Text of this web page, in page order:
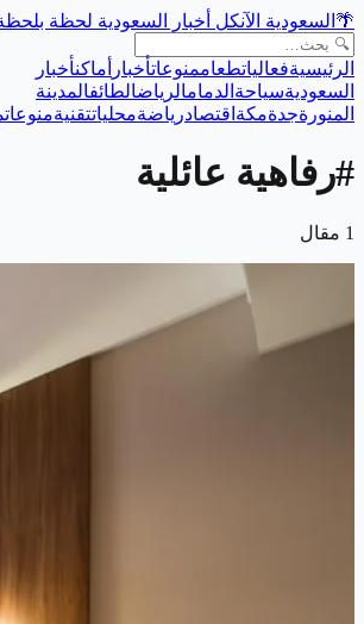
🌴 السعودية الآنكل أخبار السعودية لحظة
الرئيسيةفعالياتطعاممنوعاتأخبار أماكنأخبار
السعوديةسياحة الدمامالرياضالطائفالمدينة
المنورةجدةمكة اقتصادرياضةمحلياتتقنيةمنوعات
#رفاهية عائلية
1 مقال